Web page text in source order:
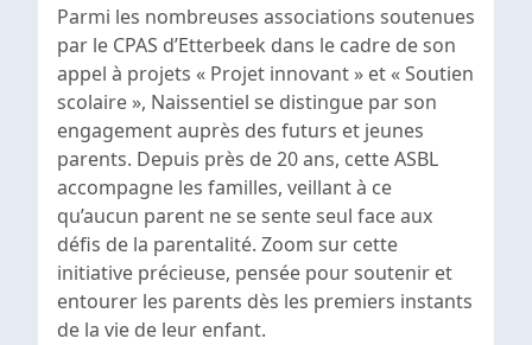
Parmi les nombreuses associations soutenues
par le CPAS d’Etterbeek dans le cadre de son
appel à projets « Projet innovant » et « Soutien
scolaire », Naissentiel se distingue par son
engagement auprès des futurs et jeunes
parents. Depuis près de 20 ans, cette ASBL
accompagne les familles, veillant à ce
qu’aucun parent ne se sente seul face aux
défis de la parentalité. Zoom sur cette
initiative précieuse, pensée pour soutenir et
entourer les parents dès les premiers instants
de la vie de leur enfant.